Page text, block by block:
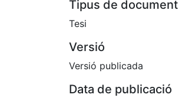
Tipus de document
Tesi
Versió
Versió publicada
Data de publicació